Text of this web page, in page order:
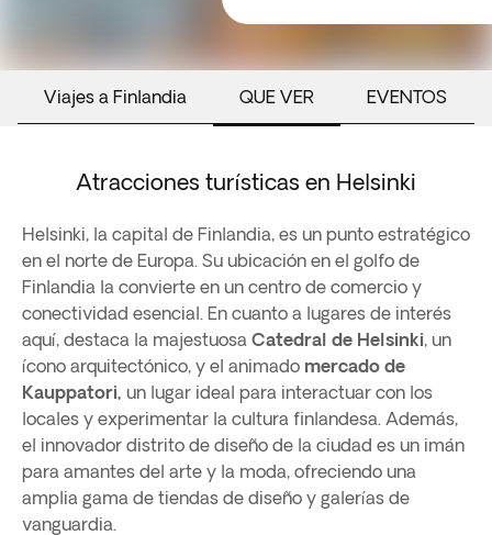
Viajes a Finlandia QUE VER EVENTOS
Atracciones turísticas en Helsinki
Helsinki, la capital de Finlandia, es un punto estratégico
en el norte de Europa. Su ubicación en el golfo de
Finlandia la convierte en un centro de comercio y
conectividad esencial. En cuanto a lugares de interés
aquí, destaca la majestuosa Catedral de Helsinki, un
ícono arquitectónico, y el animado mercado de
Kauppatori, un lugar ideal para interactuar con los
locales y experimentar la cultura finlandesa. Además,
el innovador distrito de diseño de la ciudad es un imán
para amantes del arte y la moda, ofreciendo una
amplia gama de tiendas de diseño y galerías de
vanguardia.